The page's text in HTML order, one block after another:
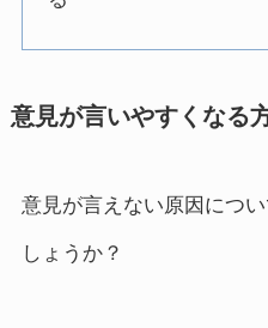
意見が言いやすくなる
意見が言えない原因につ
しょうか？